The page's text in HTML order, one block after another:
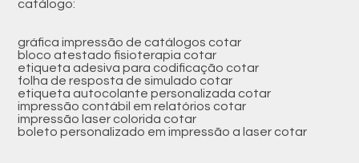
catálogo:
gráfica impressão de catálogos cotar
bloco atestado fisioterapia cotar
etiqueta adesiva para codificação cotar
folha de resposta de simulado cotar
etiqueta autocolante personalizada cotar
impressão contábil em relatórios cotar
impressão laser colorida cotar
boleto personalizado em impressão a laser cotar